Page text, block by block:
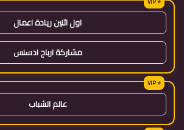
اول اثنين ريادة اعمال
مشاركة ارباح ادسنس
عالم الشباب